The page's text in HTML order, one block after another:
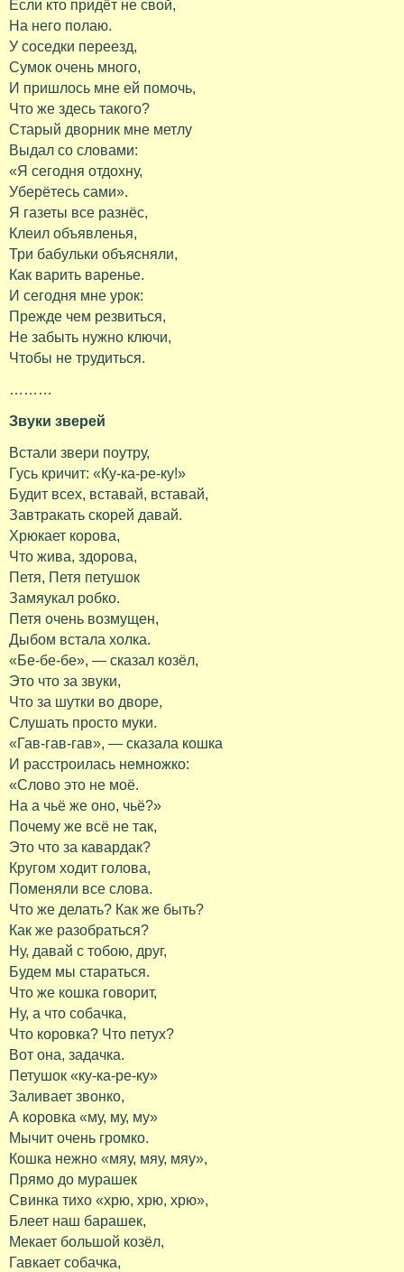
Если кто придёт не свой,
На него полаю.
У соседки переезд,
Сумок очень много,
И пришлось мне ей помочь,
Что же здесь такого?
Старый дворник мне метлу
Выдал со словами:
«Я сегодня отдохну,
Уберётесь сами».
Я газеты все разнёс,
Клеил объявленья,
Три бабульки объясняли,
Как варить варенье.
И сегодня мне урок:
Прежде чем резвиться,
Не забыть нужно ключи,
Чтобы не трудиться.
………
Звуки зверей
Встали звери поутру,
Гусь кричит: «Ку-ка-ре-ку!»
Будит всех, вставай, вставай,
Завтракать скорей давай.
Хрюкает корова,
Что жива, здорова,
Петя, Петя петушок
Замяукал робко.
Петя очень возмущен,
Дыбом встала холка.
«Бе-бе-бе», — сказал козёл,
Это что за звуки,
Что за шутки во дворе,
Слушать просто муки.
«Гав-гав-гав», — сказала кошка
И расстроилась немножко:
«Слово это не моё.
На а чьё же оно, чьё?»
Почему же всё не так,
Это что за кавардак?
Кругом ходит голова,
Поменяли все слова.
Что же делать? Как же быть?
Как же разобраться?
Ну, давай с тобою, друг,
Будем мы стараться.
Что же кошка говорит,
Ну, а что собачка,
Что коровка? Что петух?
Вот она, задачка.
Петушок «ку-ка-ре-ку»
Заливает звонко,
А коровка «му, му, му»
Мычит очень громко.
Кошка нежно «мяу, мяу, мяу»,
Прямо до мурашек
Свинка тихо «хрю, хрю, хрю»,
Блеет наш барашек,
Мекает большой козёл,
Гавкает собачка,